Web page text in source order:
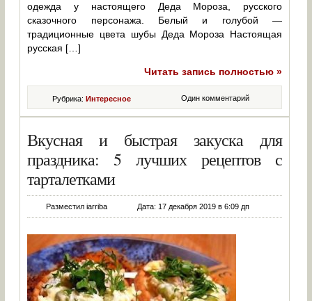
одежда у настоящего Деда Мороза, русского
сказочного персонажа. Белый и голубой —
традиционные цвета шубы Деда Мороза Настоящая
русская […]
Читать запись полностью »
Один комментарий
Рубрика:Интересное
Вкусная и быстрая закуска для
праздника: 5 лучших рецептов с
тарталетками
Разместил iarriba Дата: 17 декабря 2019 в 6:09 дп